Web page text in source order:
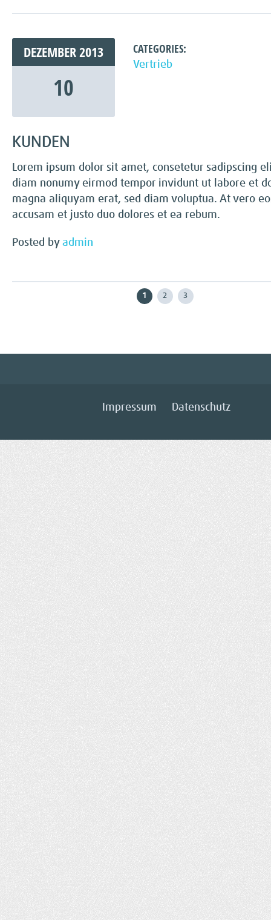
DEZEMBER2013
10
CATEGORIES:
Vertrieb
KUNDEN
Lorem ipsum dolor sit amet, consetetur sadipscing
diam nonumy eirmod tempor invidunt ut labore et
magna aliquyam erat, sed diam voluptua. At vero
accusam et justo duo dolores et ea rebum.
Posted by admin
1 2 3
Impressum Datenschutz